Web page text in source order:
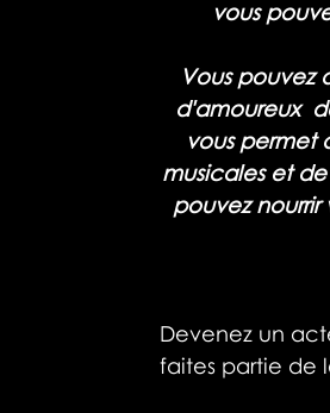
vous
Vous pouvez
d'amoureux
vous permet
musicales et
pouvez nourrir
Devenez un
faites partie de